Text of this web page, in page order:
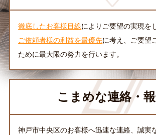
徹底したお客様目線によりご要望の実現を
ご依頼者様の利益を最優先に考え、ご要望
ために最大限の努力を行います。
こまめな連絡・
神戸市中央区のお客様へ迅速な連絡、誠実